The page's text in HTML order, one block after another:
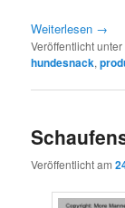
Weiterlesen →
Veröffentlicht unter
hundesnack,
Veröffentlicht am